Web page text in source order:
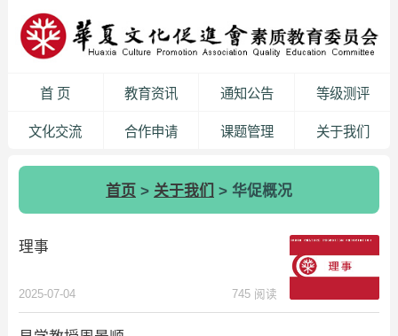
首 页 教育资讯 通知公告 等级测评
文化交流 合作申请 课题管理 关于我们
首页 > 关于我们 > 华促概况
理事
2025-07-04 745 阅读